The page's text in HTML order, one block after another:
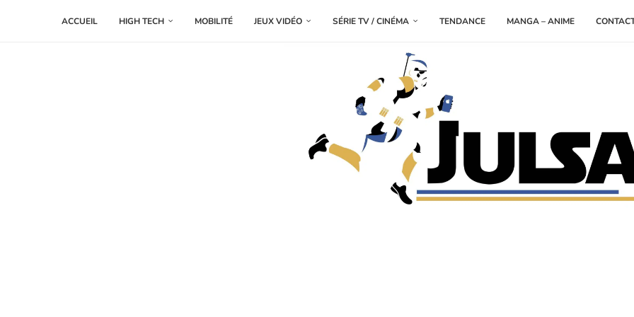
ACCUEIL HIGH TECH MOBILITÉ JEUX VIDÉO SÉRIE TV / CINÉMA TENDANCE MANGA – ANIME